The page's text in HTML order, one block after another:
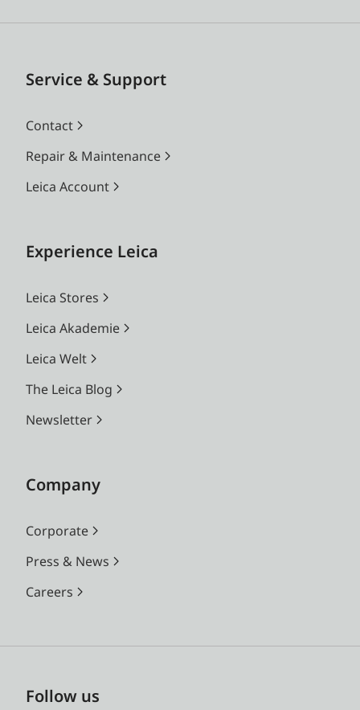
Service & Support
Contact
Repair & Maintenance
Leica Account
Experience Leica
Leica Stores
Leica Akademie
Leica Welt
The Leica Blog
Newsletter
Company
Corporate
Press & News
Careers
Follow us